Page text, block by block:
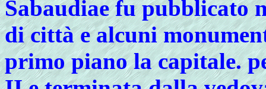
Sabaudiae fu pubblicato
di città e alcuni
primo piano la capitale.